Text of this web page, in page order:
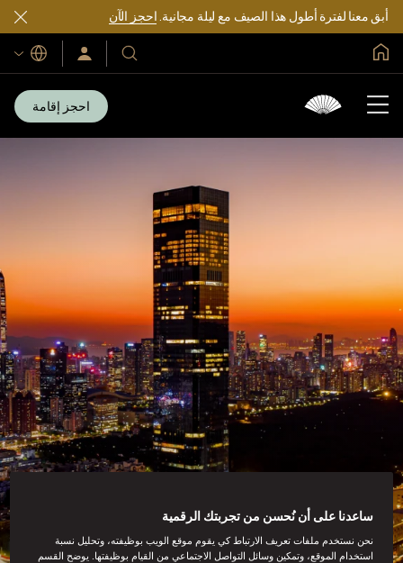
أبق معنا لفترة أطول هذا الصيف مع ليلة مجانية.احجز الآن
فنادقنا
ومنتجعاتنا
سجّل
الدخول/
اللغات
احجز إقامة
ساعدنا على أن نُحسن من تجربتك الرقمية
نحن نستخدم ملفات تعريف الارتباط كي يقوم موقع الويب بوظيفته، وتحليل نسبة
استخدام الموقع، وتمكين وسائل التواصل الاجتماعي من القيام بوظيفتها. يوضح القسم